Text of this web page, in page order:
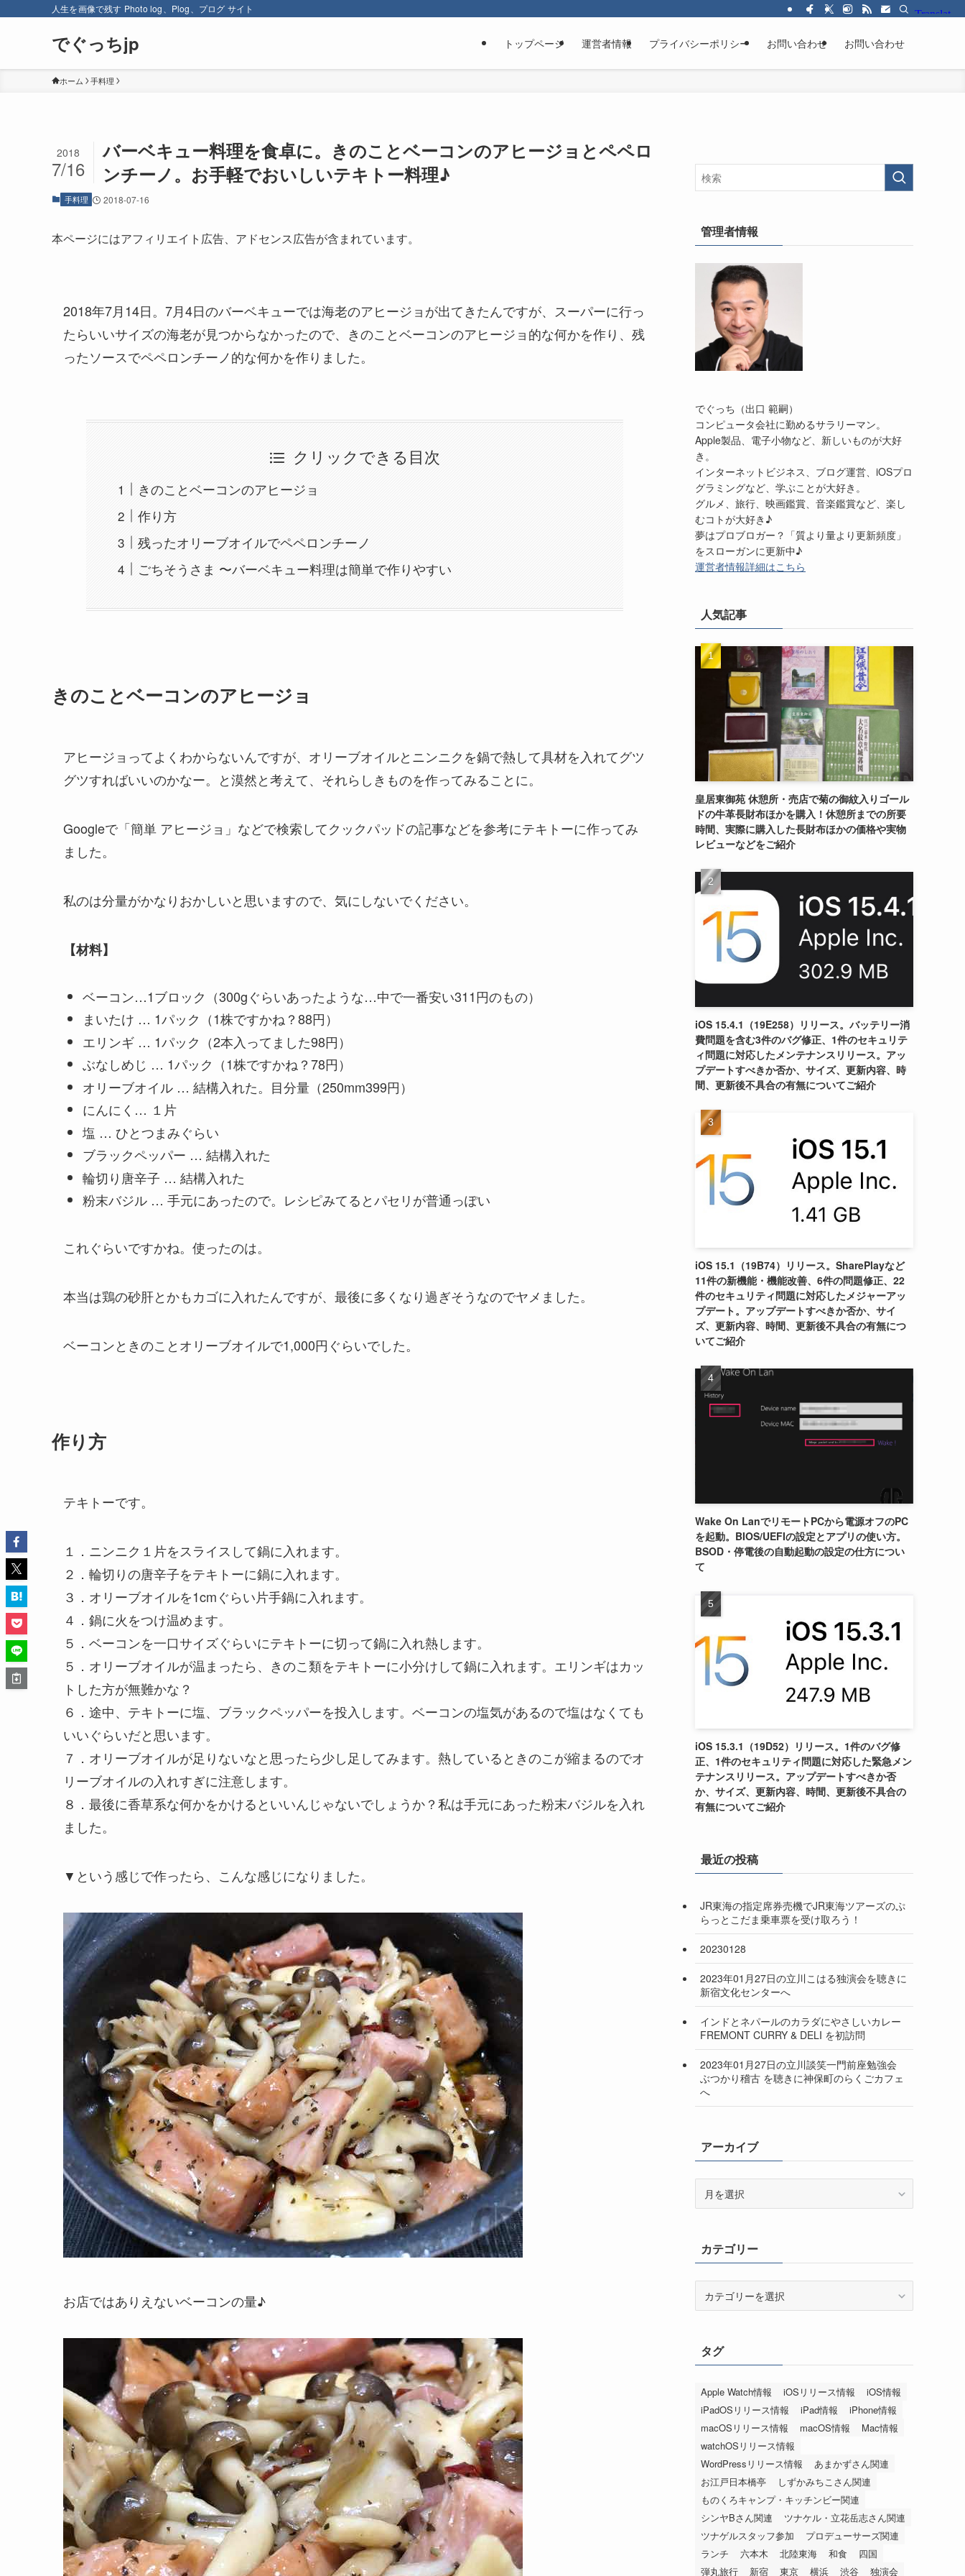
人生を画像で残す Photo log、Plog、プログ サイト
でぐっちjp トップページ 運営者情報 プライバシーポリシー お問い合わせ お問い合わせ
ホーム 手料理
バーベキュー料理を食卓に。きのことベーコンのアヒージョとペペロ
ンチーノ。お手軽でおいしいテキトー料理♪
2018
7/16
手料理 2018-07-16
本ページにはアフィリエイト広告、アドセンス広告が含まれています。
2018年7月14日。7月4日のバーベキューでは海老のアヒージョが出てきたんですが、スーパーに行っ
たらいいサイズの海老が見つからなかったので、きのことベーコンのアヒージョ的な何かを作り、残
ったソースでペペロンチーノ的な何かを作りました。
クリックできる目次
きのことベーコンのアヒージョ
作り方
残ったオリーブオイルでペペロンチーノ
ごちそうさま 〜バーベキュー料理は簡単で作りやすい
きのことベーコンのアヒージョ
アヒージョってよくわからないんですが、オリーブオイルとニンニクを鍋で熱して具材を入れてグツ
グツすればいいのかなー。と漠然と考えて、それらしきものを作ってみることに。
Googleで「簡単 アヒージョ」などで検索してクックパッドの記事などを参考にテキトーに作ってみ
ました。
私のは分量がかなりおかしいと思いますので、気にしないでください。
【材料】
ベーコン…1ブロック（300gぐらいあったような…中で一番安い311円のもの）
まいたけ … 1パック（1株ですかね？88円）
エリンギ … 1パック（2本入ってました98円）
ぶなしめじ … 1パック（1株ですかね？78円）
オリーブオイル … 結構入れた。目分量（250mm399円）
にんにく… １片
塩 … ひとつまみぐらい
ブラックペッパー … 結構入れた
輪切り唐辛子 … 結構入れた
粉末バジル … 手元にあったので。レシピみてるとパセリが普通っぽい
これぐらいですかね。使ったのは。
本当は鶏の砂肝とかもカゴに入れたんですが、最後に多くなり過ぎそうなのでヤメました。
ベーコンときのことオリーブオイルで1,000円ぐらいでした。
作り方
テキトーです。
１．ニンニク１片をスライスして鍋に入れます。
２．輪切りの唐辛子をテキトーに鍋に入れます。
３．オリーブオイルを1cmぐらい片手鍋に入れます。
４．鍋に火をつけ温めます。
５．ベーコンを一口サイズぐらいにテキトーに切って鍋に入れ熱します。
５．オリーブオイルが温まったら、きのこ類をテキトーに小分けして鍋に入れます。エリンギはカッ
トした方が無難かな？
６．途中、テキトーに塩、ブラックペッパーを投入します。ベーコンの塩気があるので塩はなくても
いいぐらいだと思います。
７．オリーブオイルが足りないなと思ったら少し足してみます。熱しているときのこが縮まるのでオ
リーブオイルの入れすぎに注意します。
８．最後に香草系な何かをかけるといいんじゃないでしょうか？私は手元にあった粉末バジルを入れ
ました。
▼という感じで作ったら、こんな感じになりました。
お店ではありえないベーコンの量♪
管理者情報
でぐっち（出口 範嗣）
コンピュータ会社に勤めるサラリーマン。
Apple製品、電子小物など、新しいものが大好
き。
インターネットビジネス、ブログ運営、iOSプロ
グラミングなど、学ぶことが大好き。
グルメ、旅行、映画鑑賞、音楽鑑賞など、楽し
むコトが大好き♪
夢はプロブロガー？「質より量より更新頻度」
をスローガンに更新中♪
運営者情報詳細はこちら
人気記事
皇居東御苑 休憩所・売店で菊の御紋入りゴール
ドの牛革長財布ほかを購入！休憩所までの所要
時間、実際に購入した長財布ほかの価格や実物
レビューなどをご紹介
iOS 15.4.1（19E258）リリース。バッテリー消
費問題を含む3件のバグ修正、1件のセキュリテ
ィ問題に対応したメンテナンスリリース。アッ
プデートすべきか否か、サイズ、更新内容、時
間、更新後不具合の有無についてご紹介
iOS 15.1（19B74）リリース。SharePlayなど
11件の新機能・機能改善、6件の問題修正、22
件のセキュリティ問題に対応したメジャーアッ
プデート。アップデートすべきか否か、サイ
ズ、更新内容、時間、更新後不具合の有無につ
いてご紹介
Wake On LanでリモートPCから電源オフのPC
を起動。BIOS/UEFIの設定とアプリの使い方。
BSOD・停電後の自動起動の設定の仕方につい
て
iOS 15.3.1（19D52）リリース。1件のバグ修
正、1件のセキュリティ問題に対応した緊急メン
テナンスリリース。アップデートすべきか否
か、サイズ、更新内容、時間、更新後不具合の
有無についてご紹介
最近の投稿
JR東海の指定席券売機でJR東海ツアーズのぷ
らっとこだま乗車票を受け取ろう！
20230128
2023年01月27日の立川こはる独演会を聴きに
新宿文化センターへ
インドとネパールのカラダにやさしいカレー
FREMONT CURRY & DELI を初訪問
2023年01月27日の立川談笑一門前座勉強会
ぶつかり稽古 を聴きに神保町のらくごカフェ
へ
アーカイブ
ブカテゴリー
ータグ
Apple Watch情報 iOSリリース情報
iOS情報
iPadOSリリース情報
iPad情報
iPhone情報
macOSリリース情報
macOS情報
Mac情報
watchOSリリース情報
WordPressリリース情報
あまかずさん関連
お江戸日本橋亭
しずかみちこさん関連
ものくろキャンプ・キッチンビー関連
シンヤBさん関連
ツナケル・立花岳志さん関連
ツナゲルスタッフ参加
プロデューサーズ関連
ランチ
六本木 北陸東海 和食
四国
弾丸旅行
新宿 東京 横浜 渋谷 独演会